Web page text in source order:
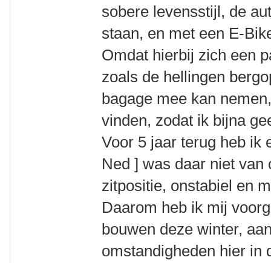
sobere levensstijl, de
staan, en met een E-
Omdat hierbij zich een
zoals de hellingen
bagage mee kan
vinden, zodat ik bijna
Voor 5 jaar terug heb
Ned ] was daar niet
zitpositie, onstabiel en
Daarom heb ik mij
bouwen deze winter,
omstandigheden hier in